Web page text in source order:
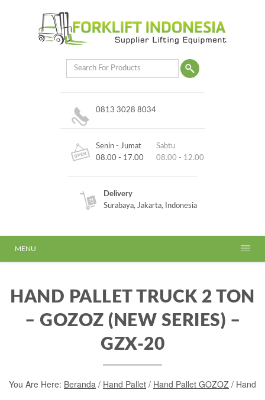
0813 3028 8034
Senin - Jumat
08.00 - 17.00
Sabtu
08.00 - 12.00
Delivery
Surabaya, Jakarta, Indonesia
MENU
HAND PALLET TRUCK 2 TON
– GOZOZ (NEW SERIES) –
GZX-20
You Are Here: Beranda / Hand Pallet / Hand Pallet GOZOZ / Hand